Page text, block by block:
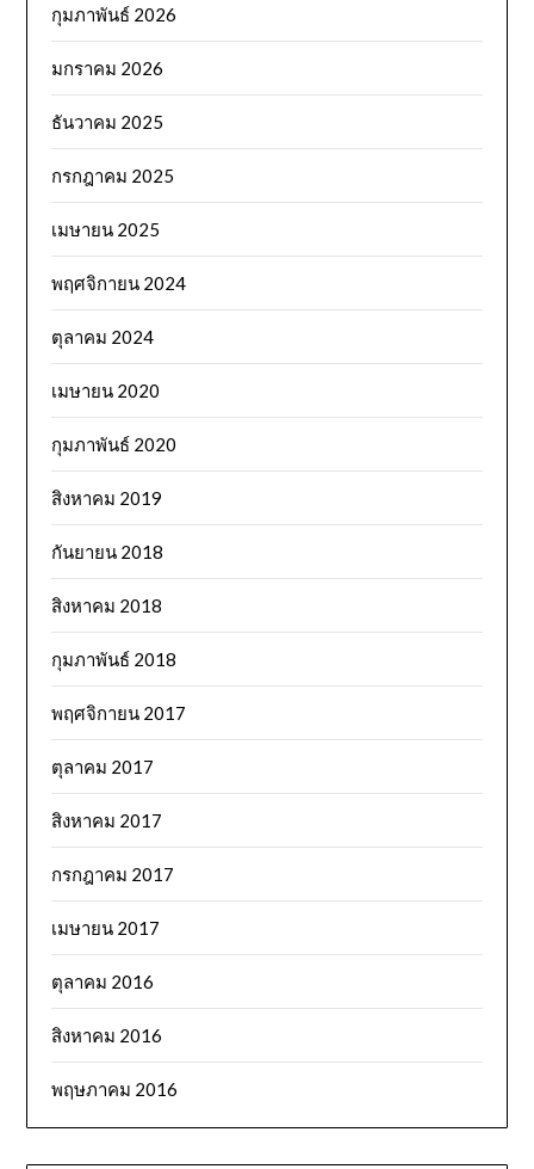
กุมภาพันธ์ 2026
มกราคม 2026
ธันวาคม 2025
กรกฎาคม 2025
เมษายน 2025
พฤศจิกายน 2024
ตุลาคม 2024
เมษายน 2020
กุมภาพันธ์ 2020
สิงหาคม 2019
กันยายน 2018
สิงหาคม 2018
กุมภาพันธ์ 2018
พฤศจิกายน 2017
ตุลาคม 2017
สิงหาคม 2017
กรกฎาคม 2017
เมษายน 2017
ตุลาคม 2016
สิงหาคม 2016
พฤษภาคม 2016